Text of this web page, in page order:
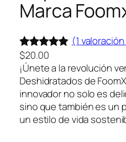
Marca
Valorado
con5.00 de
5 en base
a
1
valoración
(1
$20.00
¡Únete a la revolución
Deshidratados de
innovador no solo es
sino que también es un
un estilo de vida